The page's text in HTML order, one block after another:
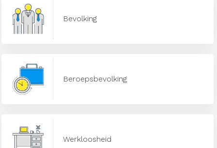
Bevolking
Beroepsbevolking
Werkloosheid